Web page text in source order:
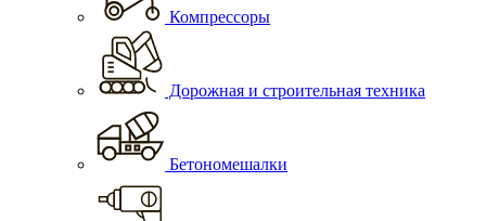
Компрессоры
Дорожная и строительная техника
Бетономешалки